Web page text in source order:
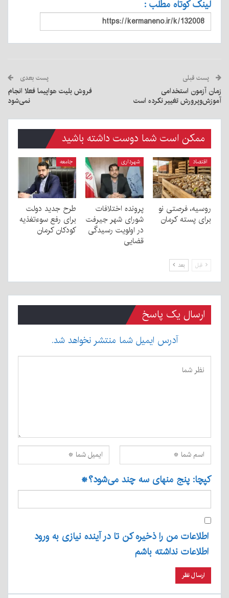
لینک کوتاه مطلب :
پست قبلی
زمان آزمون استخدامی
آموزش‌وپرورش تغییر نکرده است
پست بعدی
فروش بلیت هواپیما فعلا انجام
نمی‌شود
ممکن است شما دوست داشته باشید
اقتصاد
روسیه، فرصتی نو
برای پسته کرمان
شهرداری
پرونده اختلافات
شورای شهر جیرفت
در اولویت رسیدگی
قضایی
جامعه
طرح جدید دولت
برای رفع سوءتغذیه
کودکان کرمان
قبل بعد
ارسال یک پاسخ
آدرس ایمیل شما منتشر نخواهد شد.
کپچا: پنج منهای سه چند می‌شود؟*
اطلاعات من را ذخیره کن تا در آینده نیازی به ورود
اطلاعات نداشته باشم